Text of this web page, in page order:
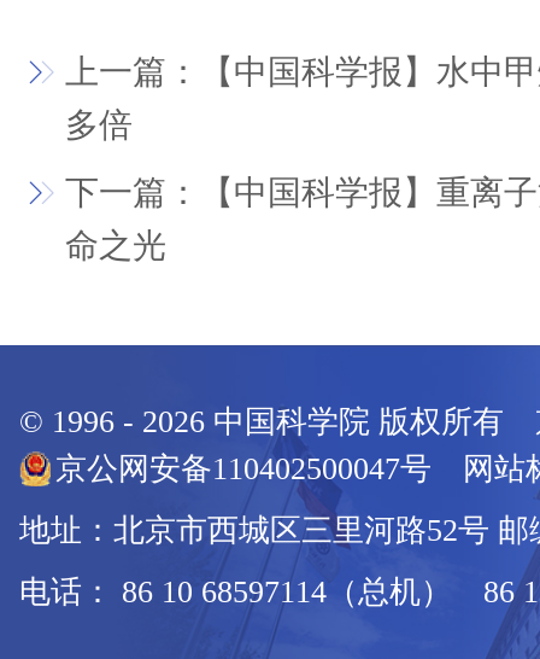
上一篇：【中国科学报】水中
多倍
下一篇：【中国科学报】重离
命之光
© 1996 - 2026 中国科学院 版权所有
京公网安备110402500047号 网站
地址：北京市西城区三里河路52号 邮
电话： 86 10 68597114（总机） 86